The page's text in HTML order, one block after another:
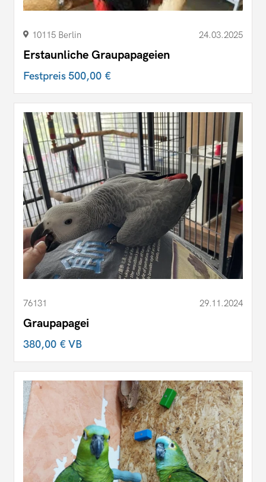
10115 Berlin 24.03.2025
Erstaunliche Graupapageien
Festpreis500,00 €
76131 29.11.2024
Graupapagei
380,00 €VB